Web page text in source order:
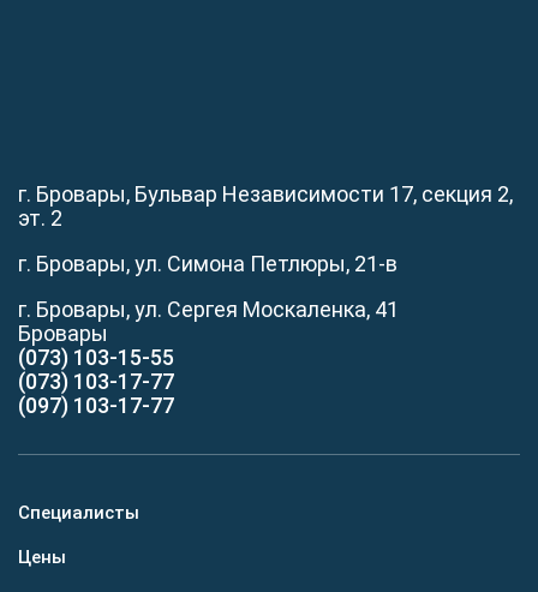
г. Бровары, Бульвар Независимости 17, секция 2,
эт. 2
г. Бровары, ул. Симона Петлюры, 21-в
г. Бровары, ул. Сергея Москаленка, 41
Бровары
(073) 103-15-55
(073) 103-17-77
(097) 103-17-77
Специалисты
Цены